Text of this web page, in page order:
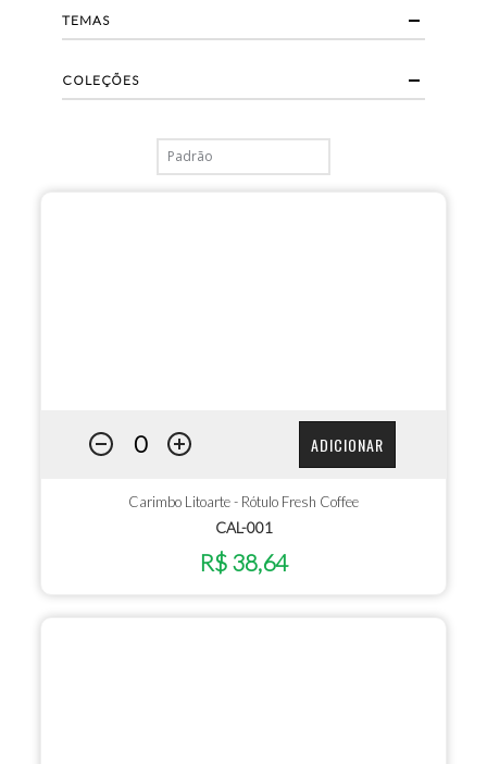
ADICIONAR
Carimbo Litoarte - Rótulo Fresh Coffee
CAL-001
R$ 38,64
TEMAS
COLEÇÕES